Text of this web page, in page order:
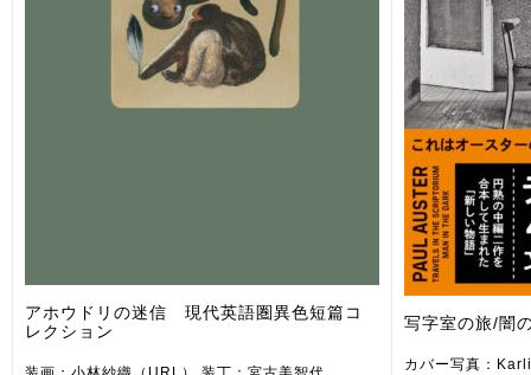
アホウドリの迷信 現代英語圏異色短篇コ
レクション
写字室の旅/闇
カバー写真：